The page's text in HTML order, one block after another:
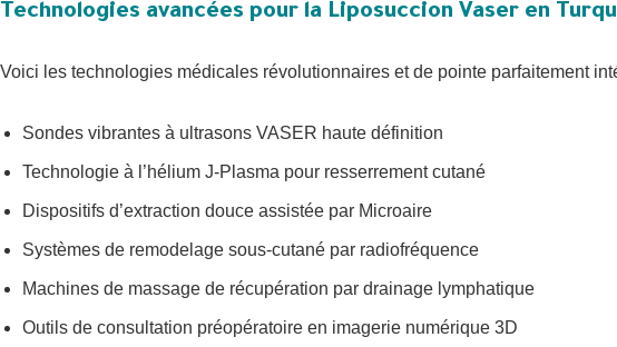
Technologies avancées pour la Liposuccion Vaser en
Voici les technologies médicales révolutionnaires et de pointe parfaitement
Sondes vibrantes à ultrasons VASER haute définition
Technologie à l’hélium J-Plasma pour resserrement cutané
Dispositifs d’extraction douce assistée par Microaire
Systèmes de remodelage sous-cutané par radiofréquence
Machines de massage de récupération par drainage lymphatique
Outils de consultation préopératoire en imagerie numérique 3D